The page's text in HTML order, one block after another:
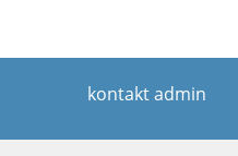
kontakt admin